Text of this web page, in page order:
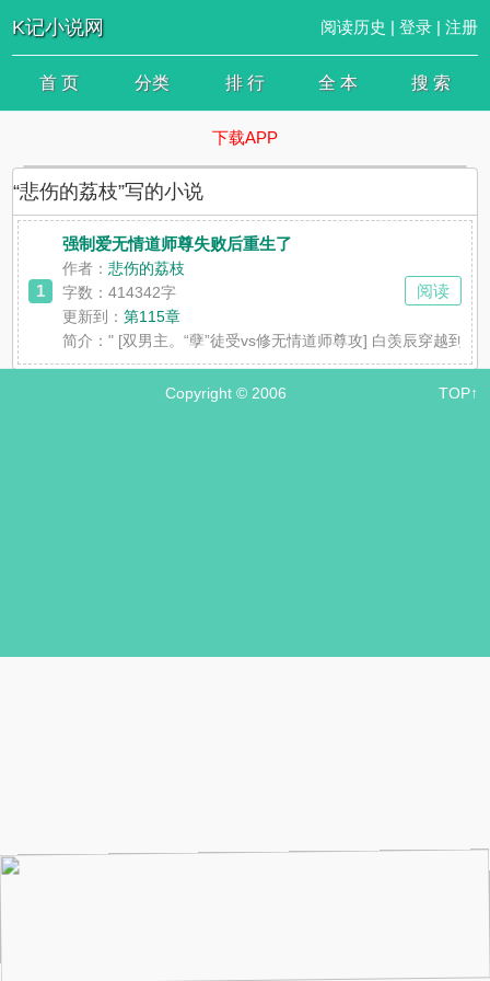
K记小说网 阅读历史 | 登录| 注册
首 页 分类 排 行 全 本 搜 索
下载APP
“悲伤的荔枝”写的小说
1
强制爱无情道师尊失败后重生了
作者：悲伤的荔枝
字数：414342字
更新到：第115章
简介：" [双男主。“孽”徒受vs修无情道师尊攻] 白羡辰穿越到
阅读
Copyright © 2006 TOP↑